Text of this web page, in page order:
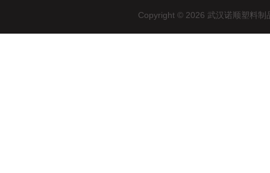
Copyright © 2026 武汉诺顺塑料